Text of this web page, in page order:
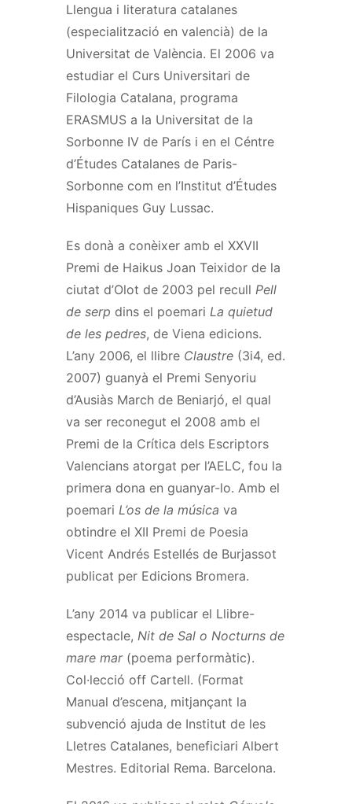
Llengua i literatura catalanes
(especialització en valencià) de la
Universitat de València. El 2006 va
estudiar el Curs Universitari de
Filologia Catalana, programa
ERASMUS a la Universitat de la
Sorbonne IV de París i en el Céntre
d’Études Catalanes de Paris-
Sorbonne com en l’Institut d’Études
Hispaniques Guy Lussac.
Es donà a conèixer amb el XXVII
Premi de Haikus Joan Teixidor de la
ciutat d’Olot de 2003 pel recull Pell
de serp dins el poemari La quietud
de les pedres, de Viena edicions.
L’any 2006, el llibre Claustre (3i4, ed.
2007) guanyà el Premi Senyoriu
d’Ausiàs March de Beniarjó, el qual
va ser reconegut el 2008 amb el
Premi de la Crítica dels Escriptors
Valencians atorgat per l’AELC, fou la
primera dona en guanyar-lo. Amb el
poemari L’os de la música va
obtindre el XII Premi de Poesia
Vicent Andrés Estellés de Burjassot
publicat per Edicions Bromera.
L’any 2014 va publicar el Llibre-
espectacle, Nit de Sal o Nocturns de
mare mar(poema performàtic).
Col·lecció off Cartell. (Format
Manual d’escena, mitjançant la
subvenció ajuda de Institut de les
Lletres Catalanes, beneficiari Albert
Mestres. Editorial Rema. Barcelona.